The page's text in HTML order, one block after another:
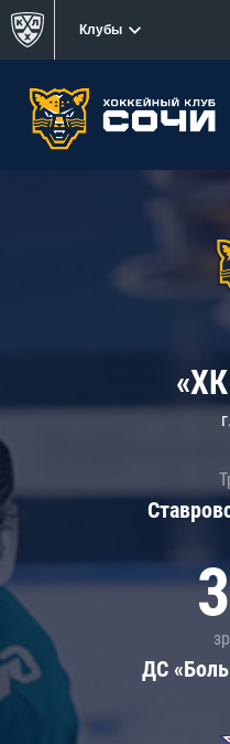
Клубы
ДС